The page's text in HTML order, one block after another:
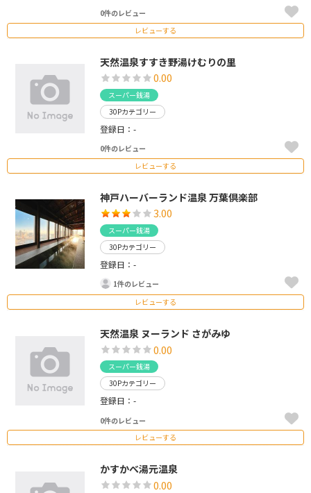
0件のレビュー
レビューする
天然温泉すすき野湯けむりの里
0.00
スーパー銭湯
30Pカテゴリー
登録日：-
0件のレビュー
レビューする
神戸ハーバーランド温泉 万葉倶楽部
3.00
スーパー銭湯
30Pカテゴリー
登録日：-
1件のレビュー
レビューする
天然温泉 ヌーランド さがみゆ
0.00
スーパー銭湯
30Pカテゴリー
登録日：-
0件のレビュー
レビューする
かすかべ湯元温泉
0.00